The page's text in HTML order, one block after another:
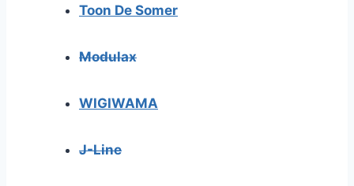
Toon De Somer
Modulax
WIGIWAMA
J-Line